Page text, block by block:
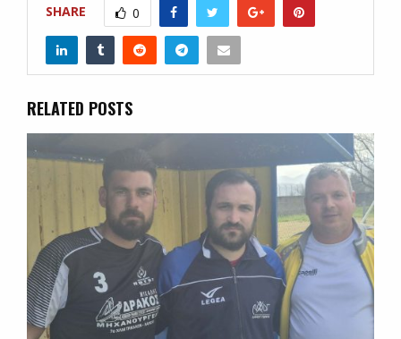
SHARE 0
RELATED POSTS